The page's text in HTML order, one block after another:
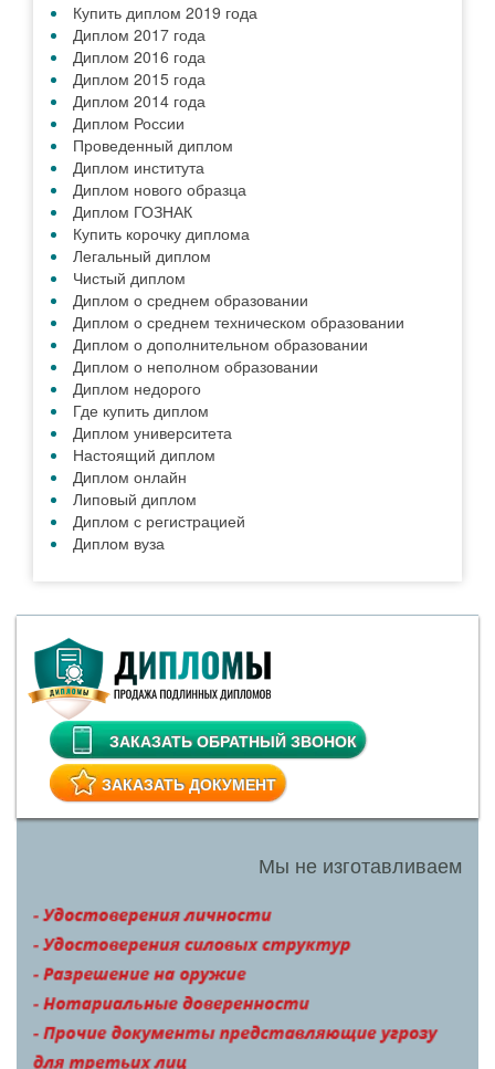
Купить диплом 2019 года
Диплом 2017 года
Диплом 2016 года
Диплом 2015 года
Диплом 2014 года
Диплом России
Проведенный диплом
Диплом института
Диплом нового образца
Диплом ГОЗНАК
Купить корочку диплома
Легальный диплом
Чистый диплом
Диплом о среднем образовании
Диплом о среднем техническом образовании
Диплом о дополнительном образовании
Диплом о неполном образовании
Диплом недорого
Где купить диплом
Диплом университета
Настоящий диплом
Диплом онлайн
Липовый диплом
Диплом с регистрацией
Диплом вуза
ЗАКАЗАТЬ ОБРАТНЫЙ ЗВОНОК
ЗАКАЗАТЬ ДОКУМЕНТ
Мы не изготавливаем